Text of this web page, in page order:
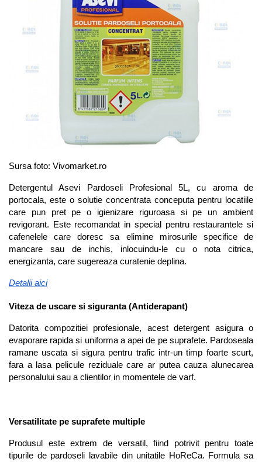
Sursa foto: Vivomarket.ro
Detergentul Asevi Pardoseli Profesional 5L, cu aroma de
portocala, este o solutie concentrata conceputa pentru locatiile
care pun pret pe o igienizare riguroasa si pe un ambient
revigorant. Este recomandat in special pentru restaurantele si
cafenelele care doresc sa elimine mirosurile specifice de
mancare sau de inchis, inlocuindu-le cu o nota citrica,
energizanta, care sugereaza curatenie deplina.
Detalii aici
Viteza de uscare si siguranta (Antiderapant)
Datorita compozitiei profesionale, acest detergent asigura o
evaporare rapida si uniforma a apei de pe suprafete. Pardoseala
ramane uscata si sigura pentru trafic intr-un timp foarte scurt,
fara a lasa pelicule reziduale care ar putea cauza alunecarea
personalului sau a clientilor in momentele de varf.
Versatilitate pe suprafete multiple
Produsul este extrem de versatil, fiind potrivit pentru toate
tipurile de pardoseli lavabile din unitatile HoReCa. Formula sa